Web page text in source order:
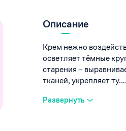
Описание
Крем нежно
осветляет тёмные
старения –
тканей, укрепляет
Развернуть